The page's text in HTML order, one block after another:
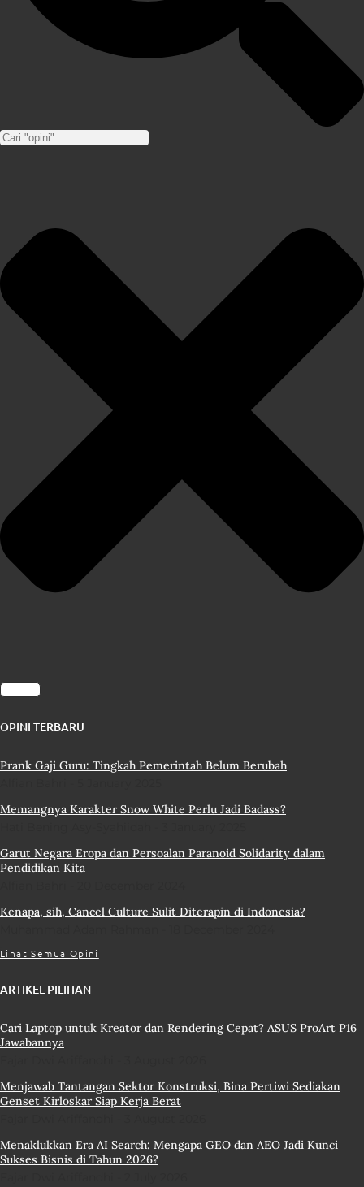
OPINI TERBARU
Prank Gaji Guru: Tingkah Pemerintah Belum Berubah
Memangnya Karakter Snow White Perlu Jadi Badass?
Garut Negara Eropa dan Persoalan Paranoid Solidarity dalam
Pendidikan Kita
Kenapa, sih, Cancel Culture Sulit Diterapin di Indonesia?
Lihat Semua Opini
ARTIKEL PILIHAN
Cari Laptop untuk Kreator dan Rendering Cepat? ASUS ProArt P16
Jawabannya
Menjawab Tantangan Sektor Konstruksi, Bina Pertiwi Sediakan
Genset Kirloskar Siap Kerja Berat
Menaklukkan Era AI Search: Mengapa GEO dan AEO Jadi Kunci
Sukses Bisnis di Tahun 2026?